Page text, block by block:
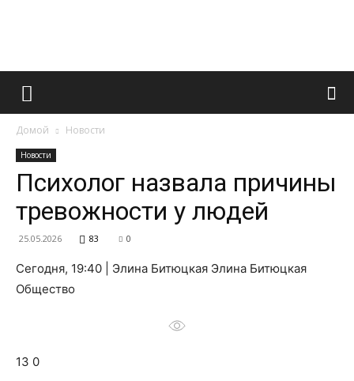
Французский
и
Домой Новости
Новости
Психолог назвала причины
тревожности у людей
25.05.2026 83 0
Сегодня, 19:40 | Элина Битюцкая Элина Битюцкая
Общество
13 0